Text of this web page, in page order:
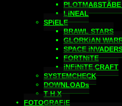
LiNEAL
SPiELE
BRAWL STARS
GLORKiAN
SPACE
FORTNiTE
iNFiNiTE CRAFT
SYSTEMCHECK
DOWNLOADs
T H X
FOTOGRAFiE